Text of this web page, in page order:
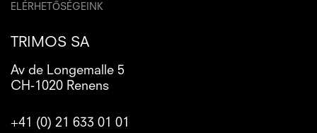
ELÉRHETŐSÉGEINK
TRIMOS SA
Av de Longemalle 5
CH-1020 Renens
+41 (0) 21 633 01 01